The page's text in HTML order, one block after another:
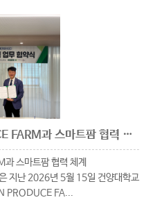
건양대, 필리핀 GREEN PRODUCE FARM과 스마트팜 협력 체계 구축
스마트팜 협력 체계
지난 2026년 5월 15일 건양대학교
PRODUCE FA...